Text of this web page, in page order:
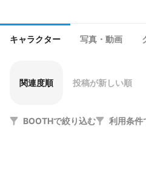
キャラクター 写真・動画
関連度順 投稿が新しい順
BOOTHで絞り込む 利用条件